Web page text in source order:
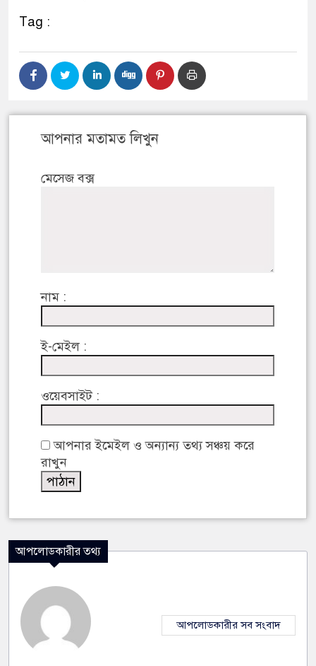
Tag :
আপনার মতামত লিখুন
মেসেজ বক্স
নাম :
ই-মেইল :
ওয়েবসাইট :
আপনার ইমেইল ও অন্যান্য তথ্য সঞ্চয় করে
রাখুন
আপলোডকারীর তথ্য
আপলোডকারীর সব সংবাদ